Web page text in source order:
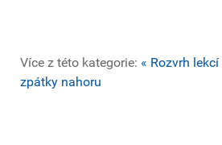
Více z této kategorie: « Rozvrh lekcí
zpátky nahoru